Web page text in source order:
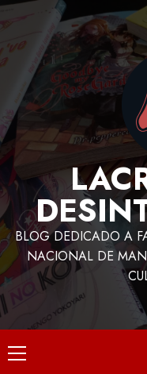
BLOG DEDICADO A
NACIONAL DE